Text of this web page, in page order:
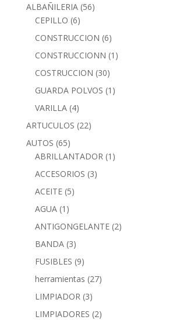
ALBAÑILERIA (56)
CEPILLO (6)
CONSTRUCCION (6)
CONSTRUCCIONN (1)
COSTRUCCION (30)
GUARDA POLVOS (1)
VARILLA (4)
ARTUCULOS (22)
AUTOS (65)
ABRILLANTADOR (1)
ACCESORIOS (3)
ACEITE (5)
AGUA (1)
ANTIGONGELANTE (2)
BANDA (3)
FUSIBLES (9)
herramientas (27)
LIMPIADOR (3)
LIMPIADORES (2)